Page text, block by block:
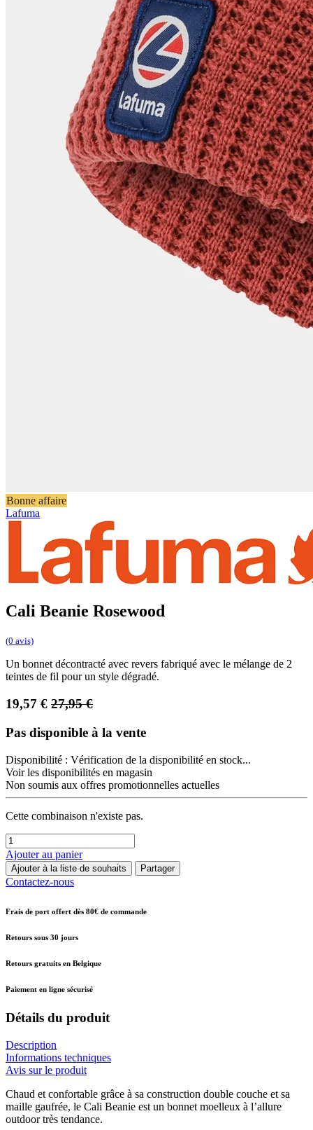
Bonne affaire
Lafuma
Cali Beanie Rosewood
(0 avis)
Un bonnet décontracté avec revers fabriqué avec le mélange de 2
teintes de fil pour un style dégradé.
19,57 € 27,95€
Pas disponible à la vente
Disponibilité : Vérification de la disponibilité en stock...
Voir les disponibilités en magasin
Non soumis aux offres promotionnelles actuelles
Cette combinaison n'existe pas.
Ajouter au panier
Ajouter à la liste de souhaits Partager
Contactez-nous
Frais de port offert dès 80€ de commande
Retours sous 30 jours
Retours gratuits en Belgique
Paiement en ligne sécurisé
Détails du produit
Description
Informations techniques
Avis sur le produit
Chaud et confortable grâce à sa construction double couche et sa
maille gaufrée, le Cali Beanie est un bonnet moelleux à l’allure
outdoor très tendance.